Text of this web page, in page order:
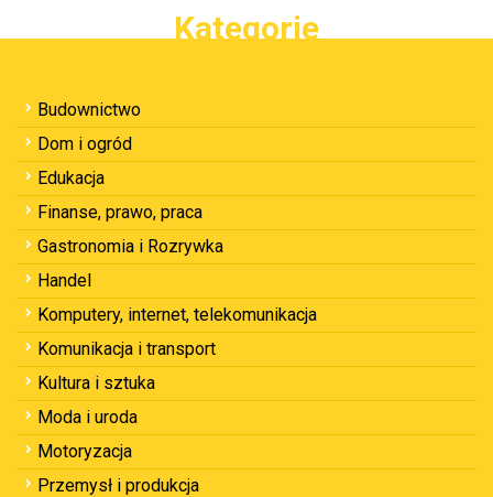
Kategorie
Budownictwo
Dom i ogród
Edukacja
Finanse, prawo, praca
Gastronomia i Rozrywka
Handel
Komputery, internet, telekomunikacja
Komunikacja i transport
Kultura i sztuka
Moda i uroda
Motoryzacja
Przemysł i produkcja